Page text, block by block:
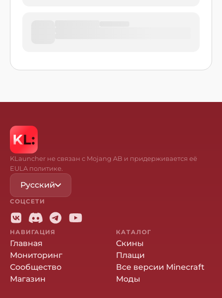
KLauncher не связан с Mojang AB и придерживается её
EULA политике.
Русский
СОЦСЕТИ
НАВИГАЦИЯ
Главная
Мониторинг
Сообщество
Магазин
КАТАЛОГ
Скины
Плащи
Все версии Minecraft
Моды